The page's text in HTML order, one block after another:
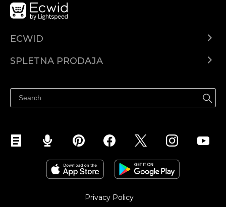
ECWID
SPLETNA PRODAJA
Prodaja na Instagramu
Privacy Policy